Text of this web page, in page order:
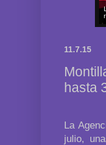
11.7.15
hasta
La
julio,